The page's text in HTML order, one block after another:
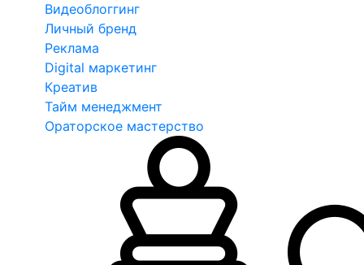
Видеоблоггинг
Личный бренд
Реклама
Digital маркетинг
Креатив
Тайм менеджмент
Ораторское мастерство